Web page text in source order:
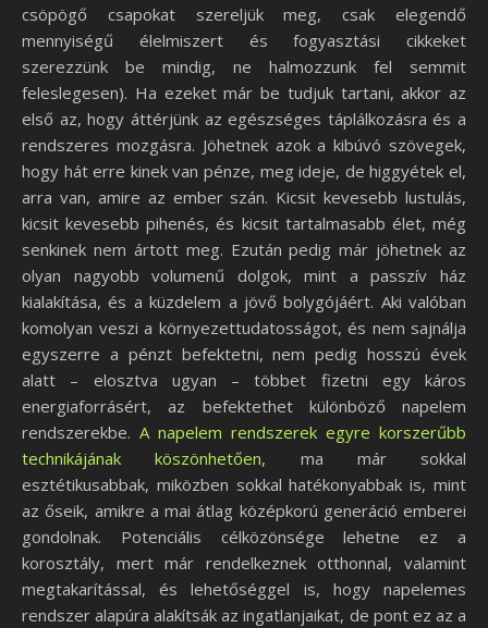
csöpögő csapokat szereljük meg, csak elegendő
mennyiségű élelmiszert és fogyasztási cikkeket
szerezzünk be mindig, ne halmozzunk fel semmit
feleslegesen). Ha ezeket már be tudjuk tartani, akkor az
első az, hogy áttérjünk az egészséges táplálkozásra és a
rendszeres mozgásra. Jöhetnek azok a kibúvó szövegek,
hogy hát erre kinek van pénze, meg ideje, de higgyétek el,
arra van, amire az ember szán. Kicsit kevesebb lustulás,
kicsit kevesebb pihenés, és kicsit tartalmasabb élet, még
senkinek nem ártott meg. Ezután pedig már jöhetnek az
olyan nagyobb volumenű dolgok, mint a passzív ház
kialakítása, és a küzdelem a jövő bolygójáért. Aki valóban
komolyan veszi a környezettudatosságot, és nem sajnálja
egyszerre a pénzt befektetni, nem pedig hosszú évek
alatt – elosztva ugyan – többet fizetni egy káros
energiaforrásért, az befektethet különböző napelem
rendszerekbe. A napelem rendszerek egyre korszerűbb
technikájának köszönhetően, ma már sokkal
esztétikusabbak, miközben sokkal hatékonyabbak is, mint
az őseik, amikre a mai átlag középkorú generáció emberei
gondolnak. Potenciális célközönsége lehetne ez a
korosztály, mert már rendelkeznek otthonnal, valamint
megtakarítással, és lehetőséggel is, hogy napelemes
rendszer alapúra alakítsák az ingatlanjaikat, de pont ez az a